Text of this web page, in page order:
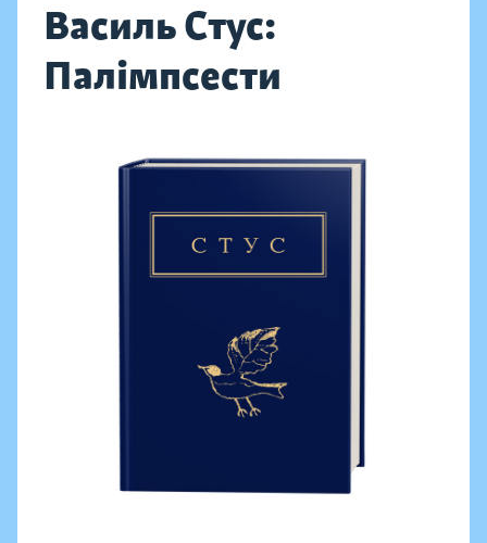
Василь Стус:
Палімпсести